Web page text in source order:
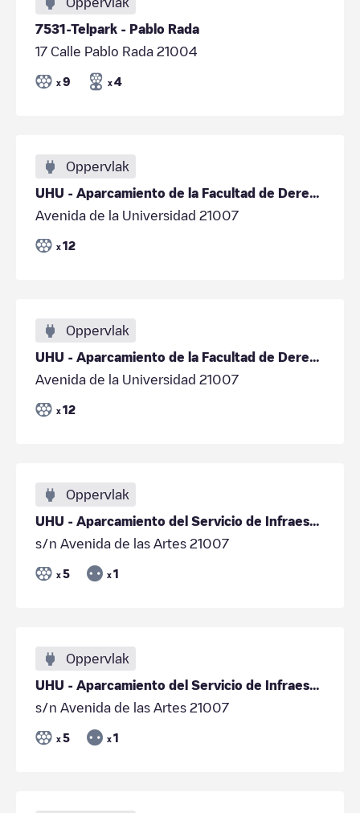
7531-Telpark - Pablo Rada
17 Calle Pablo Rada 21004
x 9 x 4
Oppervlak
UHU - Aparcamiento de la Facultad de Derecho
Avenida de la Universidad 21007
x 12
Oppervlak
UHU - Aparcamiento de la Facultad de Derecho
Avenida de la Universidad 21007
x 12
Oppervlak
UHU - Aparcamiento del Servicio de Infraestructura
s/n Avenida de las Artes 21007
x 5 x 1
Oppervlak
UHU - Aparcamiento del Servicio de Infraestructura
s/n Avenida de las Artes 21007
x 5 x 1